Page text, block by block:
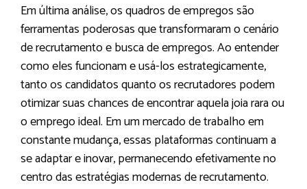
Em última análise, os quadros de empregos são
ferramentas poderosas que transformaram o cenário
de recrutamento e busca de empregos. Ao entender
como eles funcionam e usá-los estrategicamente,
tanto os candidatos quanto os recrutadores podem
otimizar suas chances de encontrar aquela joia rara ou
o emprego ideal. Em um mercado de trabalho em
constante mudança, essas plataformas continuam a
se adaptar e inovar, permanecendo efetivamente no
centro das estratégias modernas de recrutamento.